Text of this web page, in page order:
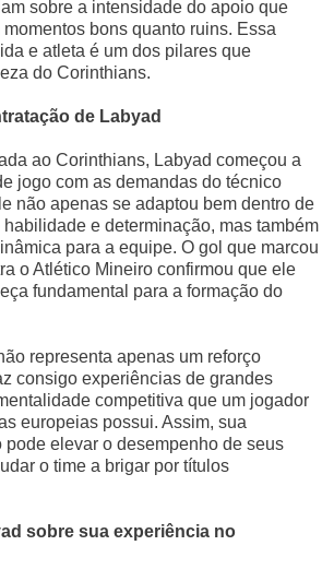
sobre a intensidade do apoio que
bons quanto ruins. Essa
e atleta é um dos pilares que
do Corinthians.
de Labyad
ao Corinthians, Labyad começou a
jogo com as demandas do técnico
não apenas se adaptou bem dentro de
e determinação, mas também
para a equipe. O gol que marcou
o Atlético Mineiro confirmou que ele
fundamental para a formação do
representa apenas um reforço
consigo experiências de grandes
competitiva que um jogador
europeias possui. Assim, sua
pode elevar o desempenho de seus
o time a brigar por títulos
sobre sua experiência no